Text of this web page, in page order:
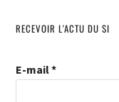
RECEVOIR L'ACTU DU SI
E-mail*